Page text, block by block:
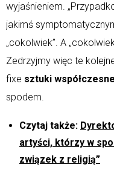
wyjaśnieniem.
jakimś
„cokolwiek”. A
Zedrzyjmy więc te
fixe sztuki
spodem.
Czytaj także:
artyści, którzy w
związek z religią”